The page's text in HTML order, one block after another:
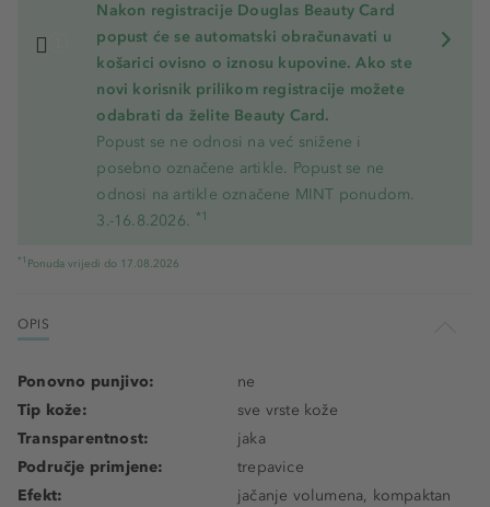
Nakon registracije Douglas Beauty Card
popust će se automatski obračunavati u
košarici ovisno o iznosu kupovine. Ako ste
novi korisnik prilikom registracije možete
odabrati da želite Beauty Card.
Popust se ne odnosi na već snižene i
posebno označene artikle. Popust se ne
odnosi na artikle označene MINT ponudom.
3.-16.8.2026. *1
*1 Ponuda vrijedi do 17.08.2026
OPIS
Ponovno punjivo:
ne
Tip kože:
sve vrste kože
Transparentnost:
jaka
Područje primjene:
trepavice
Efekt:
jačanje volumena, kompaktan